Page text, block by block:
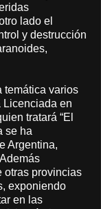
lado el
y destrucción
temática varios
Licenciada en
tratará “El
se ha
Argentina,
otras provincias
exponiendo
en las